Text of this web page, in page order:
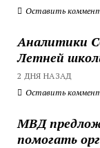
Оставить
Аналитики
Летней
2 ДНЯ НАЗАД
Оставить
МВД
помогать